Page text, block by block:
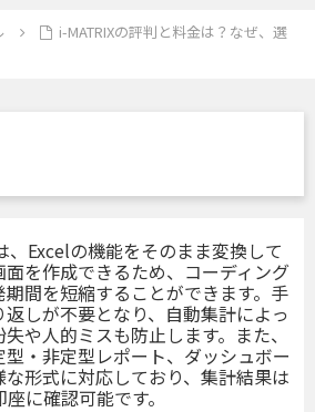
i-MATRIXの評判と料金は？なぜ、選
、Excelの機能をそのまま変換して
面を作成できるため、コーディング
期間を短縮することができます。手
しが不要となり、自動集計によっ
や人的ミスも防止します。また、
型・非定型レポート、ダッシュボー
な形式に対応しており、集計結果は
に確認可能です。